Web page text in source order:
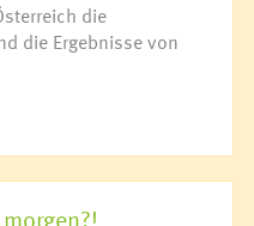
die
die Ergebnisse von